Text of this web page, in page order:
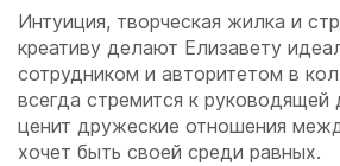
Интуиция, творческая жилка и
креативу делают Елизавету
сотрудником и авторитетом в
всегда стремится к
ценит дружеские отношения
хочет быть своей среди равных.